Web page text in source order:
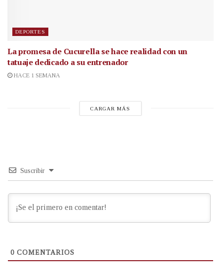
DEPORTES
La promesa de Cucurella se hace realidad con un
tatuaje dedicado a su entrenador
HACE 1 SEMANA
CARGAR MÁS
Suscribir
0 COMENTARIOS